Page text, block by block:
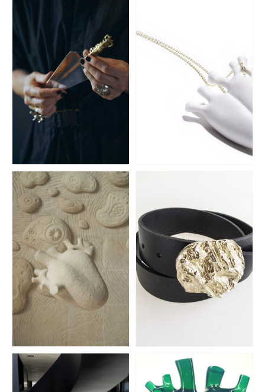
Plata Lappas
CUBIERTOS
Mosh
BIOMATERIALES
Terrible Enfant
CINTURONES